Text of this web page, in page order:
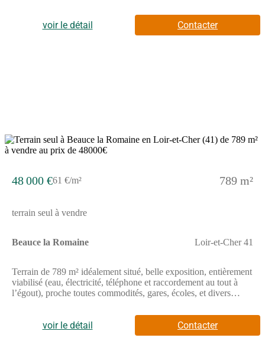
d'agence et de notaire à la charge de l'acquéreur. Ce terrain vous
est proposé, par nos partenaires fonciers, dans le cadre d'un
projet de construction avec nous. Les informations sur les
voir le détail Contacter
48 000 €61 €/m² 789 m²
terrain seul à vendre
Beauce la Romaine Loir-et-Cher 41
Terrain de 789 m² idéalement situé, belle exposition, entièrement
viabilisé (eau, électricité, téléphone et raccordement au tout à
l’égout), proche toutes commodités, gares, écoles, et divers
d'agence et de notaire à la charge de l'acquéreur. Ce terrain vous
est proposé, par nos partenaires fonciers, dans le cadre d'un
projet de construction avec nous. Les informations sur les
voir le détail Contacter